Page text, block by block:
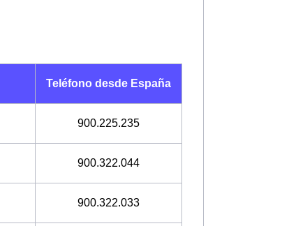
Teléfono desde España
900.225.235
900.322.044
900.322.033